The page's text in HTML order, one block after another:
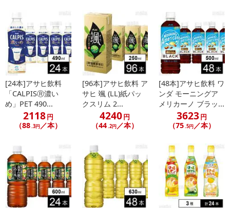
[24本]アサヒ飲料
「CALPISⓇ濃い
め」PET 490...
2118円
（88.3円／本）
[96本]アサヒ飲料 ア
サヒ 颯 (LL)紙パッ
クスリム 2...
4240円
（44.2円／本）
[48本]アサヒ飲料 ワ
ンダ モーニングア
メリカーノ ブラッ...
3623円
（75.5円／本）